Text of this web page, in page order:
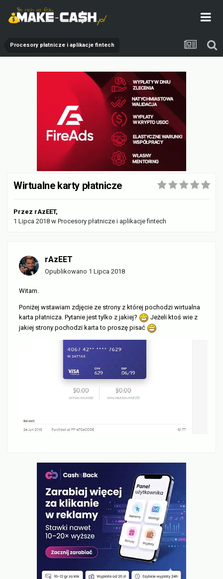
Procesory płatnicze i aplikacje fintech
Wirtualne karty płatnicze
Przez rAzEET,
1 Lipca 2018 w Procesory płatnicze i aplikacje fintech
rAzEET
Opublikowano 1 Lipca 2018
Witam.
Poniżej wstawiam zdjęcie ze strony z której pochodzi wirtualna
karta płatnicza. Pytanie jest tylko z jakiej?
Jeżeli ktoś wie z
jakiej strony pochodzi karta to proszę pisać